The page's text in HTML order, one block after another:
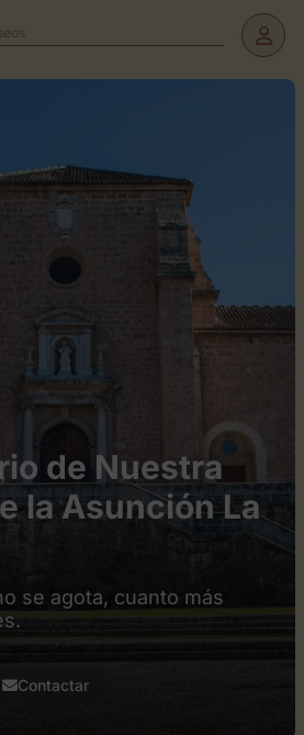
de Nuestra
la Asunción La
se agota, cuanto más
Contactar